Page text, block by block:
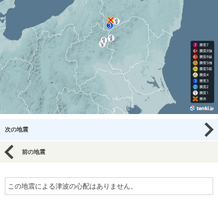
次の地震
前の地震
この地震による津波の心配はありません。